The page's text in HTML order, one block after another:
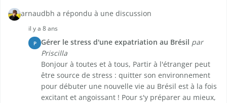
arnaudbh a répondu à une discussion
il y a 8 ans
P Gérer le stress d'une expatriation au Brésil par
Priscilla
Bonjour à toutes et à tous, Partir à l'étranger peut
être source de stress : quitter son environnement
pour débuter une nouvelle vie au Brésil est à la fois
excitant et angoissant ! Pour s'y préparer au mieux,